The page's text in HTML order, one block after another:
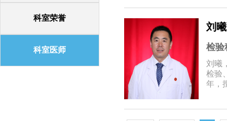
科室荣誉
科室医师
会常
多篇
刘曦
检验
刘曦
检验
年，